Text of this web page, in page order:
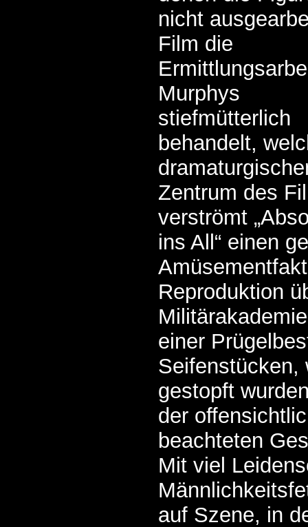
nicht
Film die
Murphys
stiefmütterlich
behandelt,
Zentrum des
verströmt
ins All“ einen
Reproduktion
einer
Seifenstücken,
gestopft
der
beachteten
Mit viel
auf Szene, in